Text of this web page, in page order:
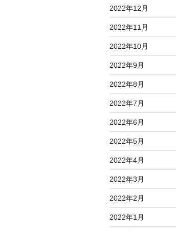
2022年12月
2022年11月
2022年10月
2022年9月
2022年8月
2022年7月
2022年6月
2022年5月
2022年4月
2022年3月
2022年2月
2022年1月